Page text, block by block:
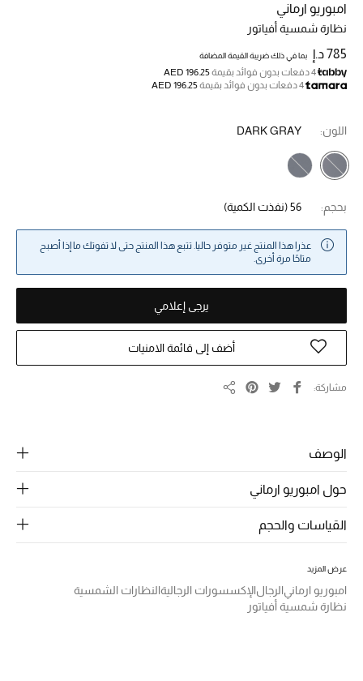
تسوقوا الآن
ما وصلنا حديثاً
ما وصلنا حديثاً
الموسم الجديد
الحقائب النسائية
الجمال
الأطفال
امبوريو ارماني
نظارة شمسية أفياتور
785 د.إ بما في ذلك ضريبة القيمة المضافة
4 دفعات بدون فوائد بقيمة
AED 196.25
4 دفعات بدون فوائد بقيمة
AED 196.25
اللون: DARK GRAY
بحجم: 56(نفذت الكمية)
عذرا هذا المنتج غير متوفر حاليا. تتبع هذا المنتج حتى لا تفوتك ما إذا أصبح
متاحًا مرة أخرى.
يرجى إعلامي
أضف إلى قائمة الامنيات
مشاركة
الوصف
حول امبوريو ارماني
القياسات والحجم
عرض المزيد
امبوريو ارمانيالرجالالإكسسورات الرجاليةالنظارات الشمسية
نظارة شمسية أفياتور